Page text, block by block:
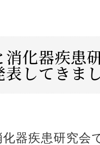
化器疾患
してきま
器疾患研究会